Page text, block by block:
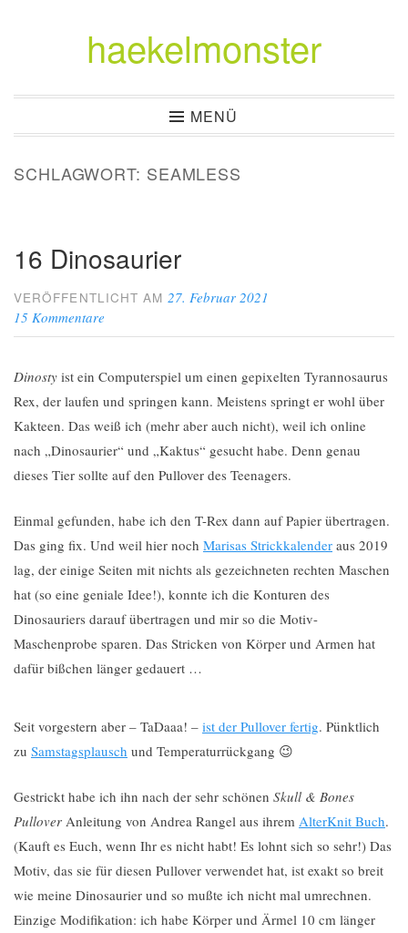
haekelmonster
MENÜ
SCHLAGWORT: SEAMLESS
16 Dinosaurier
VERÖFFENTLICHT AM27. Februar 2021
15 Kommentare
Dinosty ist ein Computerspiel um einen gepixelten Tyrannosaurus
Rex, der laufen und springen kann. Meistens springt er wohl über
Kakteen. Das weiß ich (mehr aber auch nicht), weil ich online
nach „Dinosaurier“ und „Kaktus“ gesucht habe. Denn genau
dieses Tier sollte auf den Pullover des Teenagers.
Einmal gefunden, habe ich den T-Rex dann auf Papier übertragen.
Das ging fix. Und weil hier noch Marisas Strickkalender aus 2019
lag, der einige Seiten mit nichts als gezeichneten rechten Maschen
hat (so eine geniale Idee!), konnte ich die Konturen des
Dinosauriers darauf übertragen und mir so die Motiv-
Maschenprobe sparen. Das Stricken von Körper und Armen hat
dafür bißchen länger gedauert …
Seit vorgestern aber – TaDaaa! – ist der Pullover fertig. Pünktlich
zu Samstagsplausch und Temperaturrückgang 😉
Gestrickt habe ich ihn nach der sehr schönen Skull & Bones
Pullover Anleitung von Andrea Rangel aus ihrem AlterKnit Buch.
(Kauft es Euch, wenn Ihr es nicht habt! Es lohnt sich so sehr!) Das
Motiv, das sie für diesen Pullover verwendet hat, ist exakt so breit
wie meine Dinosaurier und so mußte ich nicht mal umrechnen.
Einzige Modifikation: ich habe Körper und Ärmel 10 cm länger